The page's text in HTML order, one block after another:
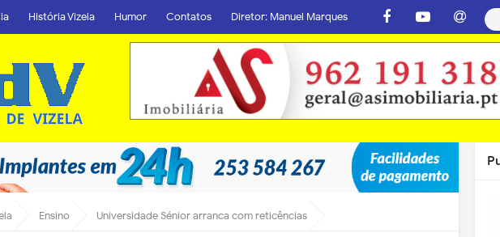
História Vizela Humor Contatos Diretor: Manuel Marques
Ensino Universidade Sénior arranca com reticências